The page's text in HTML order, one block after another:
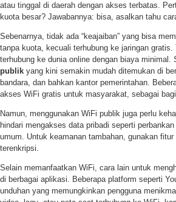
atau tinggal di daerah dengan akses terbatas.
kuota besar? Jawabannya: bisa, asalkan tahu
Sebenarnya, tidak ada “keajaiban” yang bisa
tanpa kuota, kecuali terhubung ke jaringan
terhubung ke dunia online dengan biaya
publik yang kini semakin mudah ditemukan di
bandara, dan bahkan kantor pemerintahan.
akses WiFi gratis untuk masyarakat, sebagai
Namun, menggunakan WiFi publik juga perlu
hindari mengakses data pribadi seperti
umum. Untuk keamanan tambahan, gunakan fitur
terenkripsi.
Selain memanfaatkan WiFi, cara lain untuk
di berbagai aplikasi. Beberapa platform seperti
unduhan yang memungkinkan pengguna